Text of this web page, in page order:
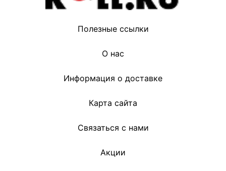
Полезные ссылки
О нас
Информация о доставке
Карта сайта
Связаться с нами
Акции